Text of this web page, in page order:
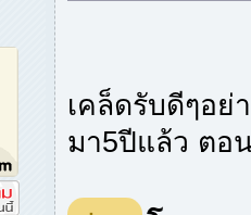
เคล็ดรับดีๆอ
มา5ปีแล้ว ตอ